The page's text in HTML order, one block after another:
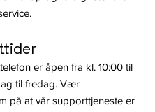
er åpen fra kl. 10:00 til
til fredag. Vær
på at vår supporttjeneste er